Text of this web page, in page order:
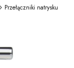
Przełączniki natrysku